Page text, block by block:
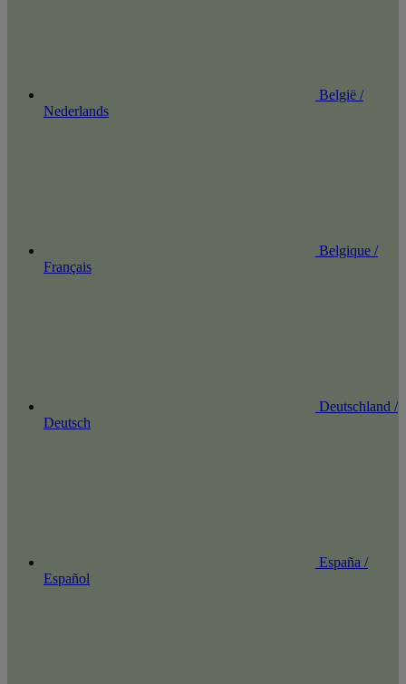
België /
Nederlands
Belgique /
Français
Deutschland /
Deutsch
España /
Español